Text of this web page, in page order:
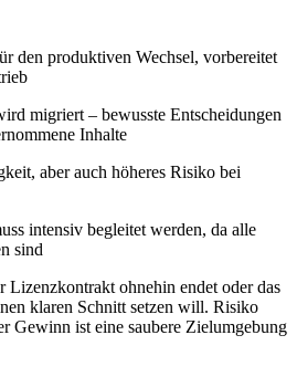
den produktiven Wechsel, vorbereitet
migriert – bewusste Entscheidungen
Inhalte
aber auch höheres Risiko bei
intensiv begleitet werden, da alle
sind
Lizenzkontrakt ohnehin endet oder das
klaren Schnitt setzen will. Risiko
Gewinn ist eine saubere Zielumgebung